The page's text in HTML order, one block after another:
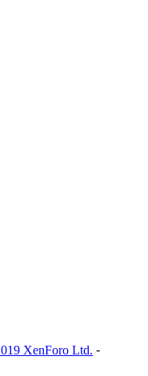
XenForo Ltd. -